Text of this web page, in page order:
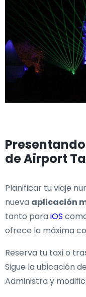
de Airport
Planificar tu viaje
nueva aplicación
tanto paraiOS
ofrece la máxima
Reserva tu taxi o
Sigue la ubicación
Administra y